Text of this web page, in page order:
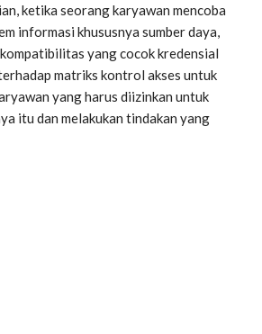
ketika seorang karyawan mencoba
informasi khususnya sumber daya,
yang cocok kredensial
matriks kontrol akses untuk
yang harus diizinkan untuk
itu dan melakukan tindakan yang